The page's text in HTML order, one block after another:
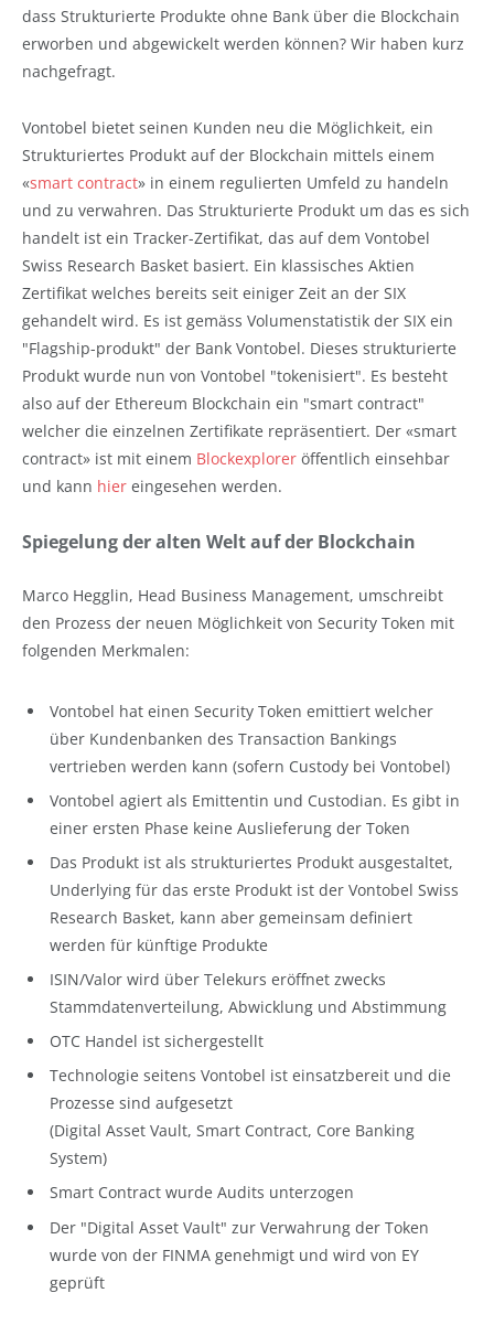
dass Strukturierte Produkte ohne Bank über die Blockchain
erworben und abgewickelt werden können? Wir haben kurz
nachgefragt.
Vontobel bietet seinen Kunden neu die Möglichkeit, ein
Strukturiertes Produkt auf der Blockchain mittels einem
«smart contract» in einem regulierten Umfeld zu handeln
und zu verwahren. Das Strukturierte Produkt um das es sich
handelt ist ein Tracker-Zertifikat, das auf dem Vontobel
Swiss Research Basket basiert. Ein klassisches Aktien
Zertifikat welches bereits seit einiger Zeit an der SIX
gehandelt wird. Es ist gemäss Volumenstatistik der SIX ein
"Flagship-produkt" der Bank Vontobel. Dieses strukturierte
Produkt wurde nun von Vontobel "tokenisiert". Es besteht
also auf der Ethereum Blockchain ein "smart contract"
welcher die einzelnen Zertifikate repräsentiert. Der «smart
contract» ist mit einem Blockexplorer öffentlich einsehbar
und kann hier eingesehen werden.
Spiegelung der alten Welt auf der Blockchain
Marco Hegglin, Head Business Management, umschreibt
den Prozess der neuen Möglichkeit von Security Token mit
folgenden Merkmalen:
Vontobel hat einen Security Token emittiert welcher
über Kundenbanken des Transaction Bankings
vertrieben werden kann (sofern Custody bei Vontobel)
Vontobel agiert als Emittentin und Custodian. Es gibt in
einer ersten Phase keine Auslieferung der Token
Das Produkt ist als strukturiertes Produkt ausgestaltet,
Underlying für das erste Produkt ist der Vontobel Swiss
Research Basket, kann aber gemeinsam definiert
werden für künftige Produkte
ISIN/Valor wird über Telekurs eröffnet zwecks
Stammdatenverteilung, Abwicklung und Abstimmung
OTC Handel ist sichergestellt
Technologie seitens Vontobel ist einsatzbereit und die
Prozesse sind aufgesetzt
(Digital Asset Vault, Smart Contract, Core Banking
System)
Smart Contract wurde Audits unterzogen
Der "Digital Asset Vault" zur Verwahrung der Token
wurde von der FINMA genehmigt und wird von EY
geprüft